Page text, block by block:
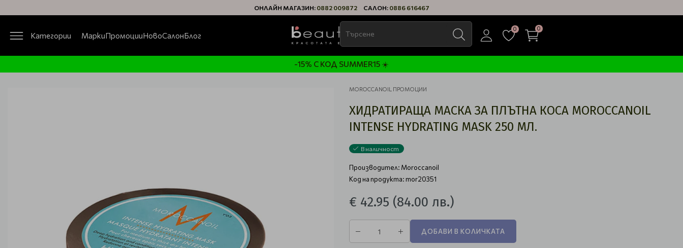
ОНЛАЙН МАГАЗИН: 0882 009872 САЛОН: 0886 616467
Категории МаркиПромоцииНовоСалонБлог
0 0
-15% С КОД SUMMER15 ☀️
MOROCCANOIL ПРОМОЦИИ
ХИДРАТИРАЩА МАСКА ЗА ПЛЪТНА КОСА MOROCCANOIL
INTENSE HYDRATING MASK 250 МЛ.
В наличност
Производител: Moroccanoil
Код на продукта: mor20351
€ 42.95 (84.00 лв.)
ДОБАВИ В КОЛИЧКАТА